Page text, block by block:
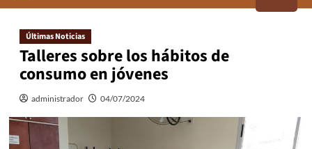
Últimas Noticias
Talleres sobre los hábitos de
consumo en jóvenes
administrador 04/07/2024
Investig